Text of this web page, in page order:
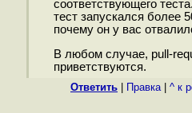
соответствующего
тест запускался более
почему он у вас
В любом случае, pull-
приветствуются.
Ответить Правка| ^ к